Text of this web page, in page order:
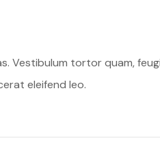
Vestibulum tortor quam,
eleifend leo.